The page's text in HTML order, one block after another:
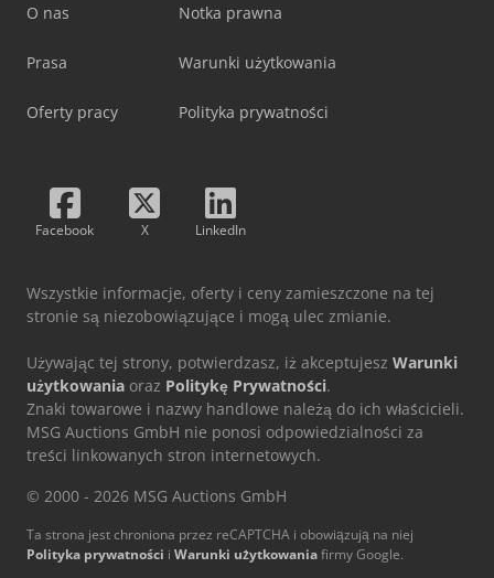
O nas
Prasa
Oferty pracy
Notka prawna
Warunki użytkowania
Polityka prywatności
Facebook X LinkedIn
Wszystkie informacje, oferty i ceny zamieszczone na tej
stronie są niezobowiązujące i mogą ulec zmianie.
Używając tej strony, potwierdzasz, iż akceptujesz Warunki
użytkowania oraz Politykę Prywatności.
Znaki towarowe i nazwy handlowe należą do ich właścicieli.
MSG Auctions GmbH nie ponosi odpowiedzialności za
treści linkowanych stron internetowych.
© 2000 - 2026 MSG Auctions GmbH
Ta strona jest chroniona przez reCAPTCHA i obowiązują na niej
Polityka prywatności i Warunki użytkowaniafirmy Google.